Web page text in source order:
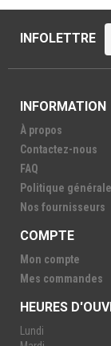
INFOLETTRE
INFORMATION
À propos
Contactez-nous
FAQ
Politique générale
Nos fournisseurs
COMPTE
Mon compte
Mes commandes
HEURES
Lundi